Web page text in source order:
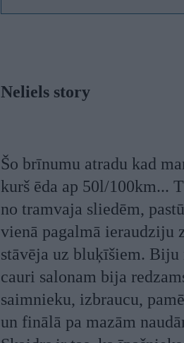
Neliels story
Šo brīnumu atradu kad
kurš ēda ap 50l/100km...
no tramvaja sliedēm,
vienā pagalmā ieraudziju
stāvēja uz bluķīšiem. Biju
cauri salonam bija
saimnieku, izbraucu,
un finālā pa mazām